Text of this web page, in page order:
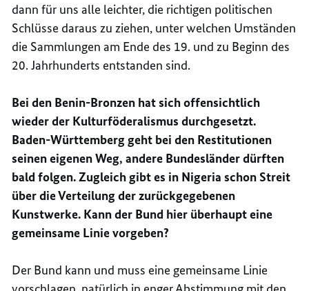
dann für uns alle leichter, die richtigen politischen
Schlüsse daraus zu ziehen, unter welchen Umständen
die Sammlungen am Ende des 19. und zu Beginn des
20. Jahrhunderts entstanden sind.
Bei den Benin-Bronzen hat sich offensichtlich
wieder der Kulturföderalismus durchgesetzt.
Baden-Württemberg geht bei den Restitutionen
seinen eigenen Weg, andere Bundesländer dürften
bald folgen. Zugleich gibt es in Nigeria schon Streit
über die Verteilung der zurückgegebenen
Kunstwerke. Kann der Bund hier überhaupt eine
gemeinsame Linie vorgeben?
Der Bund kann und muss eine gemeinsame Linie